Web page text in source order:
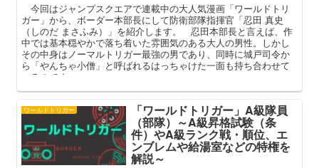
今回はジャンプスクエアで連載中の大人気漫画「ワールドトリ
ガー」から、ボーダー本部長にして防衛部隊指揮官「忍田 真史
（しのだ まさふみ）」を紹介します。 忍田本部長と言えば、作
中では基本穏やかで落ち着いた雰囲気のある大人の男性。しかし
その中身はノーマルトリガー最強の男であり、同時に城戸司令か
ら「やんちゃ小僧」と呼ばれるはっちゃけた一面も持ち合わせて
いるのです。
ワールドトリガー 「ワールドトリガー」A級隊員
（部隊）～A級昇格試験（条
件）やA級ランク戦・順位、エ
ンブレムや給湯室などの特権を
解説～